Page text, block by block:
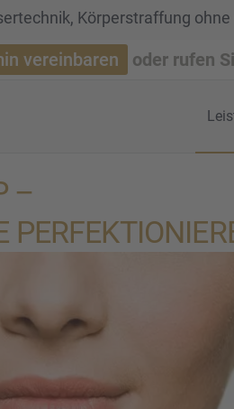
Körperstraffung
vereinbaren oder rufen
–